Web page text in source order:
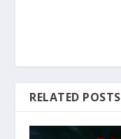
RELATED POSTS